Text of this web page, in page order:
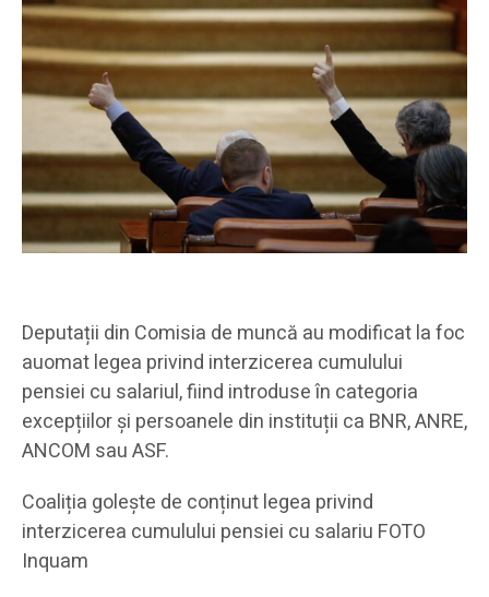
Deputații din Comisia de muncă au modificat la foc
auomat legea privind interzicerea cumulului
pensiei cu salariul, fiind introduse în categoria
excepțiilor și persoanele din instituții ca BNR, ANRE,
ANCOM sau ASF.
Coaliția golește de conținut legea privind
interzicerea cumulului pensiei cu salariu FOTO
Inquam